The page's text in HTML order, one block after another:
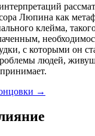
Люпина как
клейма,
с которыми он
людей,
→